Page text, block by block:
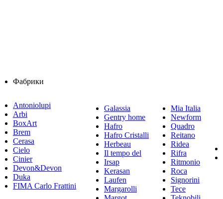
Фабрики
Antoniolupi
Arbi
BoxArt
Brem
Cerasa
Cielo
Cinier
Devon&Devon
Duka
FIMA Carlo Frattini
Galassia
Gentry home
Hafro
Hafro Cristalli
Herbeau
Il tempo del
Irsap
Kerasan
Laufen
Margarolli
Mia Italia
Newform
Quadro
Reitano
Ridea
Rifra
Ritmonio
Roca
Signorini
Tece